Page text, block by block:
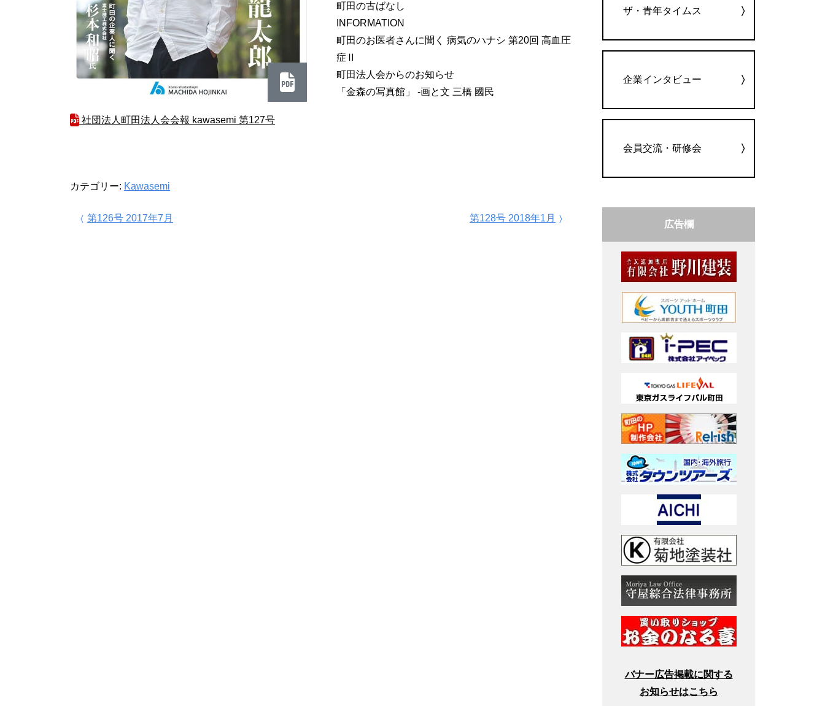
社団法人町田法人会会報 kawasemi 第127号
町田の古ばなし
INFORMATION
町田のお医者さんに聞く 病気のハナシ 第20回 高血圧
症Ⅱ
町田法人会からのお知らせ
「金森の写真館」 -画と文 三橋 國民
カテゴリー: Kawasemi
投稿ナビゲーション
第126号 2017年7月 第128号 2018年1月
ザ・青年タイムス
企業インタビュー
会員交流・研修会
広告欄
バナー広告掲載に関する
お知らせはこちら